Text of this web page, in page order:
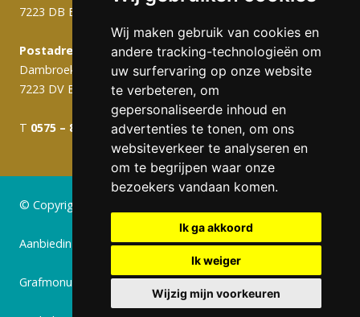
Wij maken gebruik van cookies en
andere tracking-technologieën om
uw surfervaring op onze website
te verbeteren, om
gepersonaliseerde inhoud en
advertenties te tonen, om ons
websiteverkeer te analyseren en
om te begrijpen waar onze
bezoekers vandaan komen.
Ik ga akkoord
Ik weiger
Wijzig mijn voorkeuren
7223 DB Baak
Postadres (werkplaats):
Dambroek 10A
7223 DV Baak
T 0575 – 820 988 info@gerritsengrafmonumenten.nl
© Copyright 2024 Gerritsen Grafmonumenten
Aanbiedingen
Grafmonumenten